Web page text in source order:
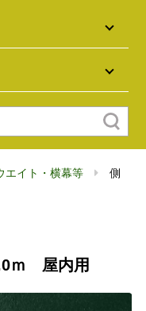
エイト・横幕等
側
ｍ 屋内用